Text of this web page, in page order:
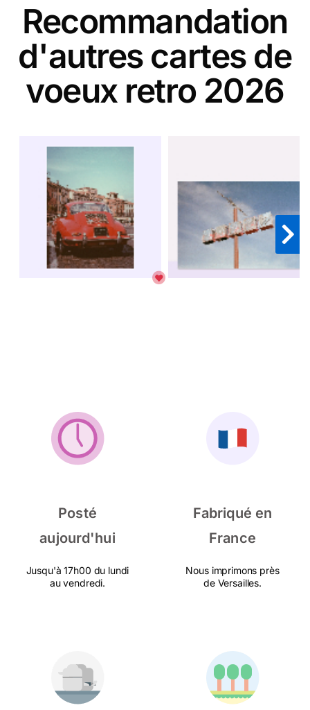
Recommandation
d'autres cartes de
voeux retro 2026
Posté
aujourd'hui
Jusqu'à 17h00 du lundi
au vendredi.
Fabriqué en
France
Nous imprimons près
de Versailles.